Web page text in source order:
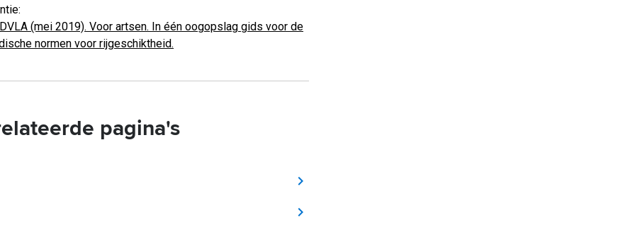
DVLA (mei 2019). Voor artsen. In één oogopslag gids voor de
normen voor rijgeschiktheid.
pagina's